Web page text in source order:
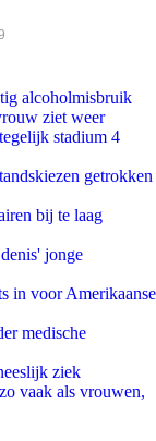
alcoholmisbruik
ziet weer
stadium 4
getrokken
bij te laag
jonge
in voor Amerikaanse
medische
ziek
vaak als vrouwen,